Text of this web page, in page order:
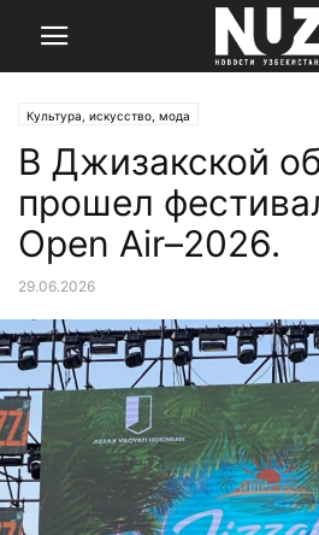
Культура, искусство, мода
В Джизакской
прошел
Open Air–2026.
29.06.2026